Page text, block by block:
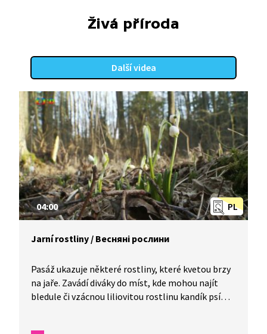
Živá příroda
Další videa
PL
04:00
Jarní rostliny / Весняні рослини
Pasáž ukazuje některé rostliny, které kvetou brzy
na jaře. Zavádí diváky do míst, kde mohou najít
bledule či vzácnou liliovitou rostlinu kandík psí